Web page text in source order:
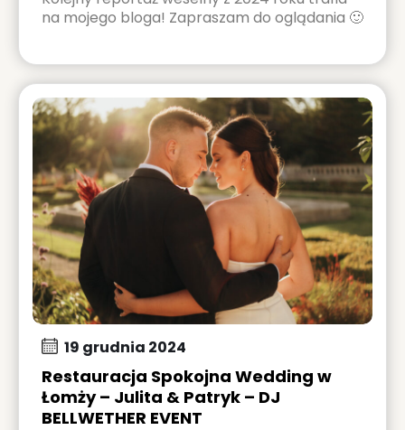
na mojego bloga! Zapraszam do oglądania 🙂
19 grudnia 2024
Restauracja Spokojna Wedding w
Łomży – Julita & Patryk – DJ
BELLWETHER EVENT